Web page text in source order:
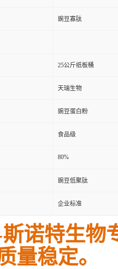
豌豆寡肽
25公斤纸板桶
天瑞生物
豌豆蛋白粉
食品级
80%
豌豆低聚肽
企业标准
斯诺特生物
量稳定。